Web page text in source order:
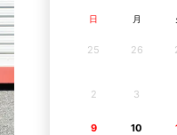
日 月
25 26
2 3
9 10